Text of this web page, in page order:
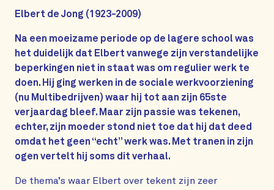
Elbert de Jong (1923-2009)
Na een moeizame periode op de lagere school was
het duidelijk dat Elbert vanwege zijn verstandelijke
beperkingen niet in staat was om regulier werk te
doen. Hij ging werken in de sociale werkvoorziening
(nu Multibedrijven) waar hij tot aan zijn 65ste
verjaardag bleef. Maar zijn passie was tekenen,
echter, zijn moeder stond niet toe dat hij dat deed
omdat het geen “echt” werk was. Met tranen in zijn
ogen vertelt hij soms dit verhaal.
De thema’s waar Elbert over tekent zijn zeer